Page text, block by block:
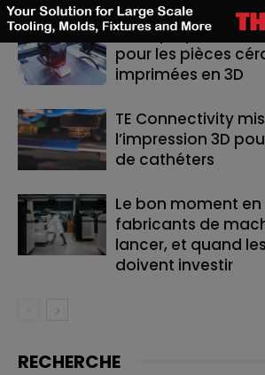
ASTM prépare un
pour les pièces
imprimées en 3D
TE Connectivity
l’impression 3D
de cathéters
Le bon moment en
fabricants de
lancer, et quand
doivent investir
RECHERCHE